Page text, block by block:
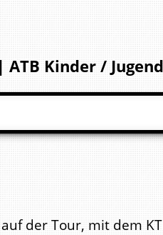
ATB Kinder / Jugend
der Tour, mit dem